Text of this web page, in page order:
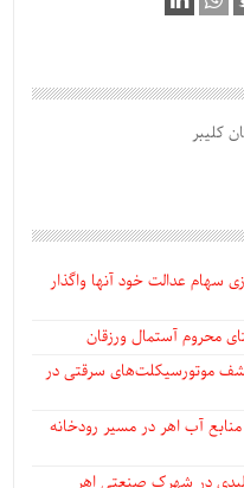
کلیبر
سهام عدالت خود آنها واگذار
محروم آستمال ورزقان
و کشف موتورسیکلت‌های سرقتی در
آب اهر در مسیر رودخانه
در شهرک صنعتی اهر